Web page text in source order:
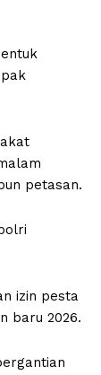
petasan.
izin pesta
baru 2026.